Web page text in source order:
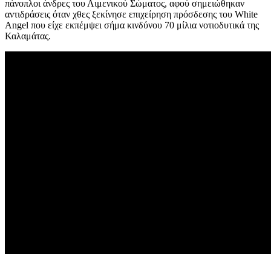
πάνοπλοι άνδρες του Λιμενικού Σώματος, αφού σημειώθηκαν
αντιδράσεις όταν χθες ξεκίνησε επιχείρηση πρόσδεσης του White
Angel που είχε εκπέμψει σήμα κινδύνου 70 μίλια νοτιοδυτικά της
Καλαμάτας.